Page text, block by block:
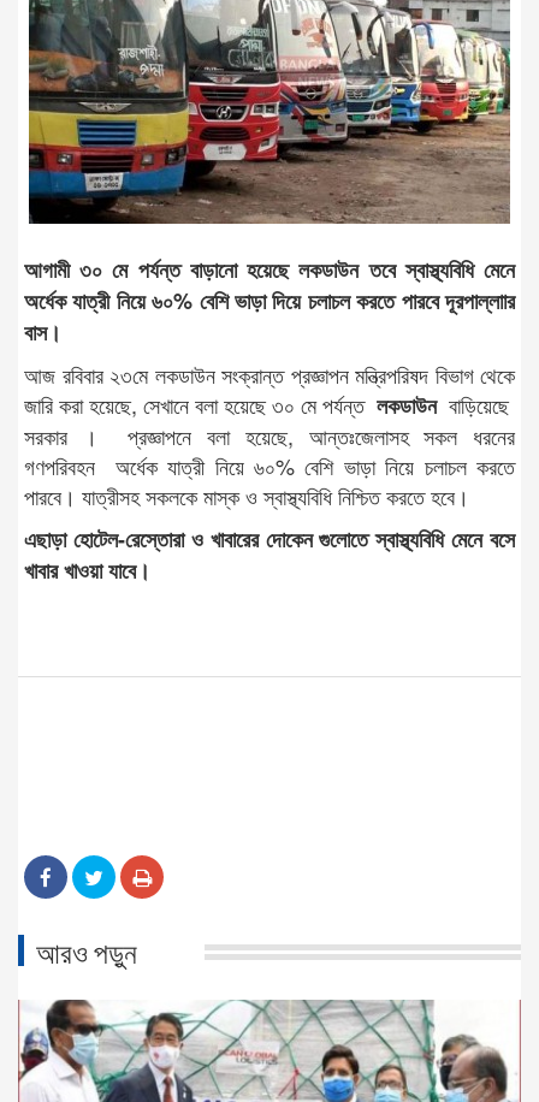
আগামী ৩০ মে পর্যন্ত বাড়ানো হয়েছে লকডাউন তবে স্বাস্থ্যবিধি মেনে
অর্ধেক যাত্রী নিয়ে ৬০% বেশি ভাড়া দিয়ে চলাচল করতে পারবে দূরপাল্লাার
বাস।
আজ রবিবার ২৩মে লকডাউন সংক্রান্ত প্রজ্ঞাপন মন্ত্রিপরিষদ বিভাগ থেকে
জারি করা হয়েছে, সেখানে বলা হয়েছে ৩০ মে পর্যন্ত লকডাউন বাড়িয়েছে
সরকার । প্রজ্ঞাপনে বলা হয়েছে, আন্তঃজেলাসহ সকল ধরনের
গণপরিবহন অর্ধেক যাত্রী নিয়ে ৬০% বেশি ভাড়া নিয়ে চলাচল করতে
পারবে। যাত্রীসহ সকলকে মাস্ক ও স্বাস্থ্যবিধি নিশ্চিত করতে হবে।
এছাড়া হোটেল-রেস্তোরা ও খাবারের দোকেন গুলোতে স্বাস্থ্যবিধি মেনে বসে
খাবার খাওয়া যাবে।
আরও পড়ুন